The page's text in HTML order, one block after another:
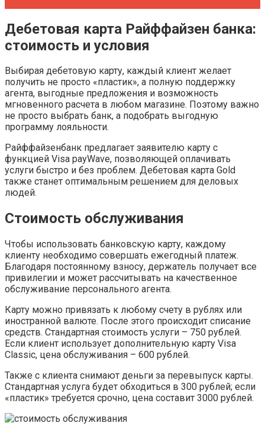
Дебетовая карта Райффайзен банка:
стоимость и условия
Выбирая дебетовую карту, каждый клиент желает
получить не просто «пластик», а полную поддержку
агента, выгодные предложения и возможность
мгновенного расчета в любом магазине. Поэтому важно
не просто выбрать банк, а подобрать выгодную
программу лояльности.
Райффайзенбанк предлагает заявителю карту с
функцией Visa payWave, позволяющей оплачивать
услуги быстро и без проблем. Дебетовая карта Gold
также станет оптимальным решением для деловых
людей.
Стоимость обслуживания
Чтобы использовать банковскую карту, каждому
клиенту необходимо совершать ежегодный платеж.
Благодаря постоянному взносу, держатель получает все
привилегии и может рассчитывать на качественное
обслуживание персонального агента.
Карту можно привязать к любому счету в рублях или
иностранной валюте. После этого происходит списание
средств. Стандартная стоимость услуги – 750 рублей.
Если клиент использует дополнительную карту Visa
Classic, цена обслуживания – 600 рублей.
Также с клиента снимают деньги за перевыпуск карты.
Стандартная услуга будет обходиться в 300 рублей; если
«пластик» требуется срочно, цена составит 3000 рублей.